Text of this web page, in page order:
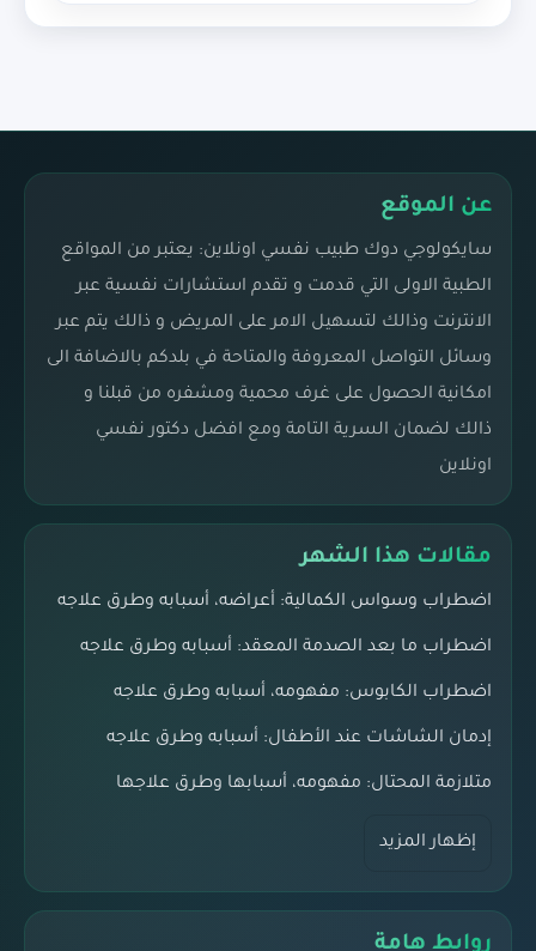
عن الموقع
سايكولوجي دوك طبيب نفسي اونلاين: يعتبر من المواقع
الطبية الاولى التي قدمت و تقدم استشارات نفسية عبر
الانترنت وذالك لتسهيل الامر على المريض و ذالك يتم عبر
وسائل التواصل المعروفة والمتاحة في بلدكم بالاضافة الى
امكانية الحصول على غرف محمية ومشفره من قبلنا و
ذالك لضمان السرية التامة ومع افضل دكتور نفسي
اونلاين
مقالات هذا الشهر
اضطراب وسواس الكمالية: أعراضه، أسبابه وطرق علاجه
اضطراب ما بعد الصدمة المعقد: أسبابه وطرق علاجه
اضطراب الكابوس: مفهومه، أسبابه وطرق علاجه
إدمان الشاشات عند الأطفال: أسبابه وطرق علاجه
متلازمة المحتال: مفهومه، أسبابها وطرق علاجها
إظهار المزيد
روابط هامة